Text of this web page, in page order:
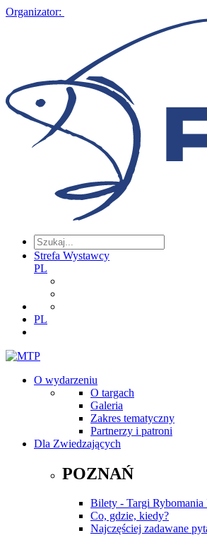
Organizator:
Strefa Wystawcy
PL
PL
O wydarzeniu
O targach
Galeria
Zakres tematyczny
Partnerzy i patroni
Dla Zwiedzających
POZNAŃ
Bilety - Targi
Co, gdzie, kiedy?
Najczęściej zadawane